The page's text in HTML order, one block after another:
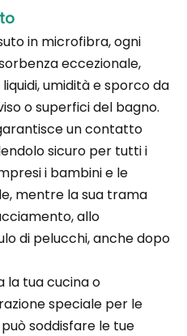
in microfibra, ogni
eccezionale,
umidità e sporco da
o superfici del bagno.
un contatto
sicuro per tutti i
i bambini e le
mentre la sua trama
allo
di pelucchi, anche dopo
la tua cucina o
speciale per le
soddisfare le tue